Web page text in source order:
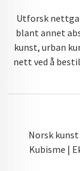
Utforsk
blant annet
kunst, urban
nett ved å
Norsk
Kubisme |